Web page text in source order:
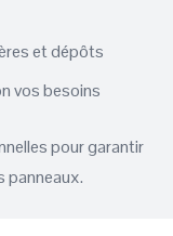
et dépôts
vos besoins
pour garantir
panneaux.